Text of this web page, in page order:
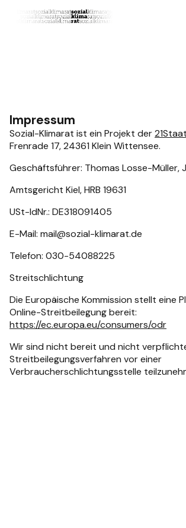
Impressum
Sozial-Klimarat ist ein Projekt der
Frenrade 17, 24361 Klein Wittensee.
Geschäftsführer: Thomas Losse-Müller,
Amtsgericht Kiel, HRB 19631
USt-IdNr.: DE318091405
E-Mail: mail@sozial-klimarat.de
Telefon: 030-54088225
Streitschlichtung
Die Europäische Kommission stellt eine
Online-Streitbeilegung bereit:
https://ec.europa.eu/consumers/odr
Wir sind nicht bereit und nicht
Streitbeilegungsverfahren vor einer
Verbraucherschlichtungsstelle